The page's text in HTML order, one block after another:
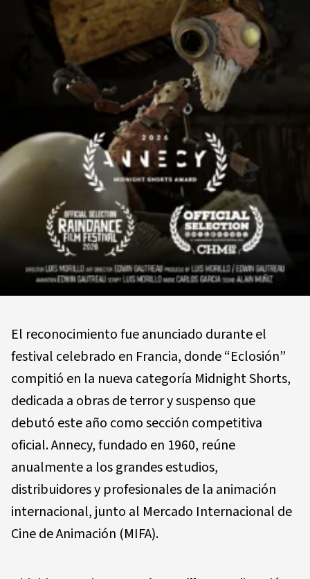
El reconocimiento fue anunciado durante el
festival celebrado en Francia, donde “Eclosión”
compitió en la nueva categoría Midnight Shorts,
dedicada a obras de terror y suspenso que
debutó este año como sección competitiva
oficial. Annecy, fundado en 1960, reúne
anualmente a los grandes estudios,
distribuidores y profesionales de la animación
internacional, junto al Mercado Internacional de
Cine de Animación (MIFA).